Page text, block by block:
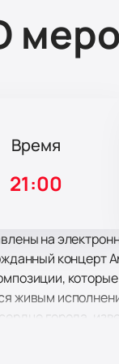
Время
21:00
на
живым
города,
жизни